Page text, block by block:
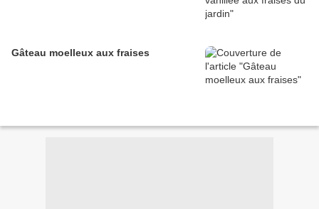
Gâteau moelleux aux fraises